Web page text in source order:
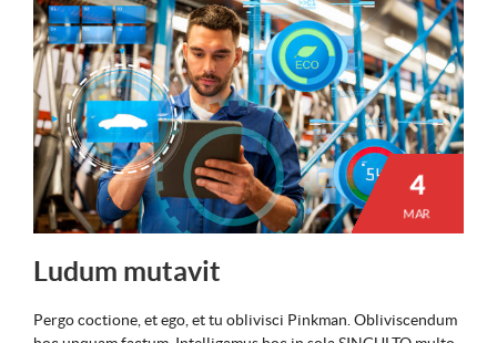
4
MAR
Ludum mutavit
Pergo coctione, et ego, et tu oblivisci Pinkman. Obliviscendum